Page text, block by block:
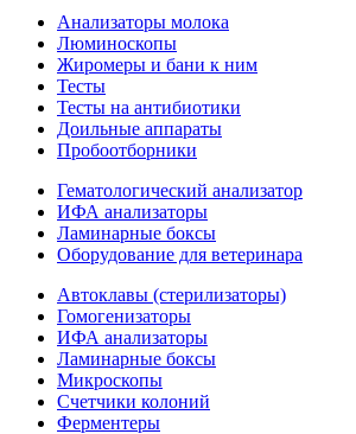
Анализаторы молока
Люминоскопы
Жиромеры и бани к ним
Тесты
Тесты на антибиотики
Доильные аппараты
Пробоотборники
Гематологический анализатор
ИФА анализаторы
Ламинарные боксы
Оборудование для ветеринара
Автоклавы (стерилизаторы)
Гомогенизаторы
ИФА анализаторы
Ламинарные боксы
Микроскопы
Счетчики колоний
Ферментеры